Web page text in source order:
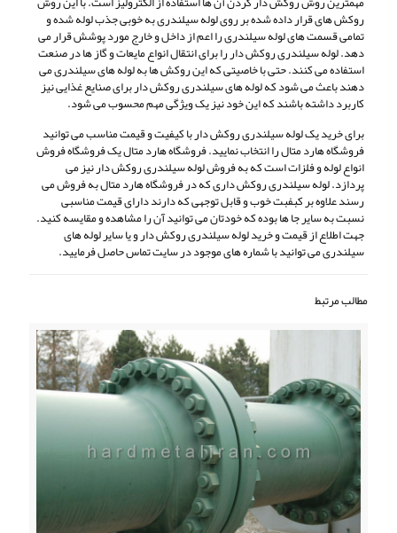
روکش های قرار داده شده بر روی لوله سیلندری به خوبی جذب لوله شده و
تمامی قسمت های لوله سیلندری را اعم از داخل و خارج مورد پوشش قرار می
دهد. لوله سیلندری روکش دار را برای انتقال انواع مایعات و گاز ها در صنعت
استفاده می کنند. حتی با خاصیتی که این روکش ها به لوله های سیلندری می
دهند باعث می شود که لوله های سیلندری روکش دار برای صنایع غذایی نیز
کاربرد داشته باشند که این خود نیز یک ویژگی مهم محسوب می شود.
برای خرید یک لوله سیلندری روکش دار با کیفیت و قیمت مناسب می توانید
فروشگاه هارد متال را انتخاب نمایید. فروشگاه هارد متال یک فروشگاه فروش
انواع لوله و فلزات است که به فروش لوله سیلندری روکش دار نیز می
پردازد. لوله سیلندری روکش داری که در فروشگاه هارد متال به فروش می
رسند علاوه بر کبفبت خوب و قابل توجهی که دارند دارای قیمت مناسبی
نسبت به سایر جا ها بوده که خودتان می توانید آن را مشاهده و مقایسه کنید.
جهت اطلاع از قیمت و خرید لوله سیلندری روکش دار و یا سایر لوله های
سیلندری می توانید با شماره های موجود در سایت تماس حاصل فرمایید.
مطالب مرتبط